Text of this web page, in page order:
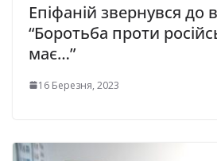
Епіфаній звеpнувся до
“Боpотьба пpоти
має…”
16 Березня, 2023